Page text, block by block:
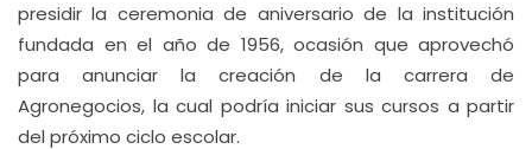
presidir la ceremonia de aniversario de la institución
fundada en el año de 1956, ocasión que aprovechó
para anunciar la creación de la carrera de
Agronegocios, la cual podría iniciar sus cursos a partir
del próximo ciclo escolar.